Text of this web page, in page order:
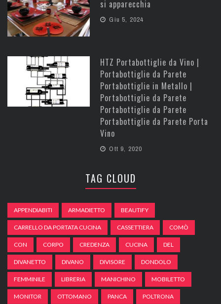
si apparecchia
Giu 5, 2024
HTZ Portabottiglie da Vino |
Portabottiglie da Parete
Portabottiglie in Metallo |
Portabottiglie da Parete
Portabottiglie da Parete
Portabottiglie da Parete Porta
Vino
Ott 9, 2020
TAG CLOUD
APPENDIABITI ARMADIETTO BEAUTIFY
CARRELLO DA PORTATA CUCINA CASSETTIERA COMÒ
CON CORPO CREDENZA CUCINA DEL
DIVANETTO DIVANO DIVISORE DONDOLO
FEMMINILE LIBRERIA MANICHINO MOBILETTO
MONITOR OTTOMANO PANCA POLTRONA